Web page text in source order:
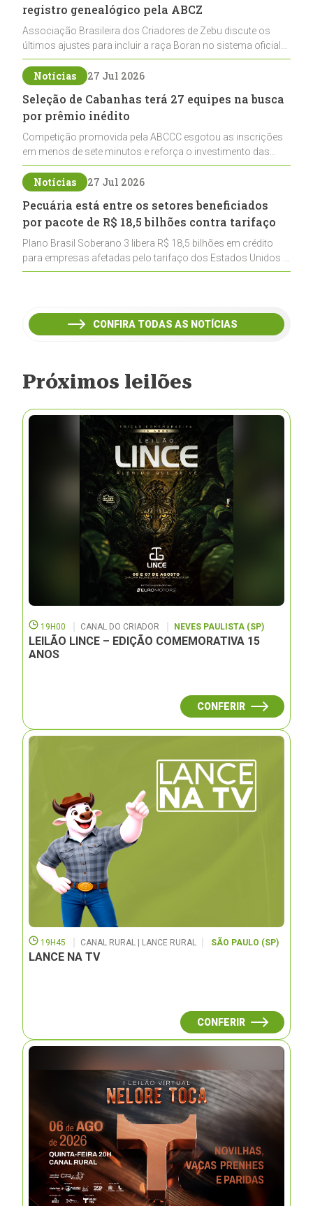
registro genealógico pela ABCZ
Associação Brasileira dos Criadores de Zebu discute os
últimos ajustes para incluir a raça Boran no sistema oficial
de registros, abrindo caminho para sua expansão na
pecuária nacional
Notícias 27 Jul 2026
Seleção de Cabanhas terá 27 equipes na busca
por prêmio inédito
Competição promovida pela ABCCC esgotou as inscrições
em menos de sete minutos e reforça o investimento das
cabanhas na seleção genética de Cavalos Crioulos voltados
ao laço
Notícias 27 Jul 2026
Pecuária está entre os setores beneficiados
por pacote de R$ 18,5 bilhões contra tarifaço
Plano Brasil Soberano 3 libera R$ 18,5 bilhões em crédito
para empresas afetadas pelo tarifaço dos Estados Unidos e
inclui a pecuária entre os setores estratégicos
CONFIRA TODAS AS NOTÍCIAS
Próximos leilões
19H00 CANAL DO CRIADOR NEVES PAULISTA (SP)
LEILÃO LINCE – EDIÇÃO COMEMORATIVA 15
ANOS
CONFERIR
19H45 CANAL RURAL | LANCE RURAL SÃO PAULO (SP)
LANCE NA TV
CONFERIR